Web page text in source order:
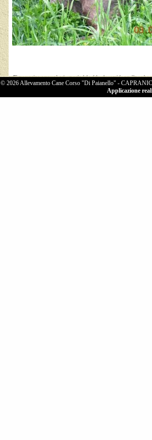
The commitment to selecting typical, healthy dogs with excellent
© 2026 Allevamento Cane Corso "Di Paianello" -
Applicazione